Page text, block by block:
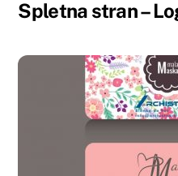
Spletna stran –